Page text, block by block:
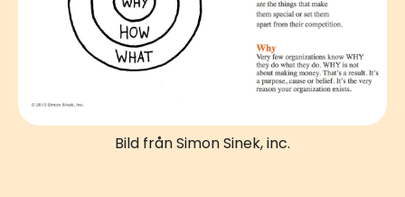
Bild från Simon Sinek, inc.